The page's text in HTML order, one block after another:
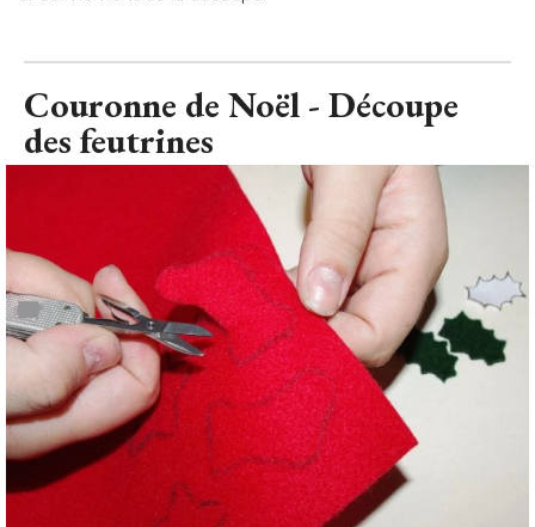
Couronne de Noël - Découpe
des feutrines